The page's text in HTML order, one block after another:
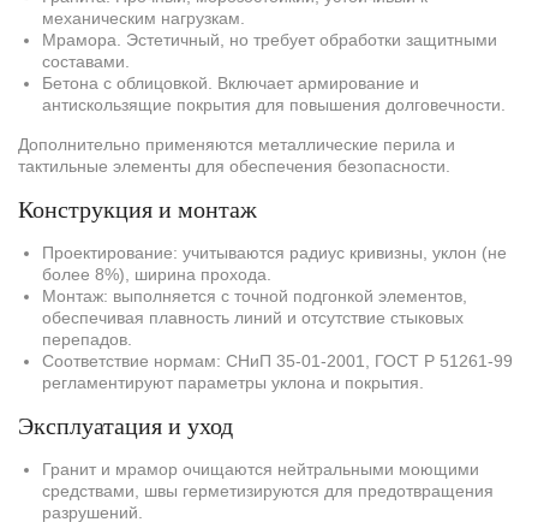
механическим нагрузкам.
Мрамора. Эстетичный, но требует обработки защитными
составами.
Бетона с облицовкой. Включает армирование и
антискользящие покрытия для повышения долговечности.
Дополнительно применяются металлические перила и
тактильные элементы для обеспечения безопасности.
Конструкция и монтаж
Проектирование: учитываются радиус кривизны, уклон (не
более 8%), ширина прохода.
Монтаж: выполняется с точной подгонкой элементов,
обеспечивая плавность линий и отсутствие стыковых
перепадов.
Соответствие нормам: СНиП 35-01-2001, ГОСТ Р 51261-99
регламентируют параметры уклона и покрытия.
Эксплуатация и уход
Гранит и мрамор очищаются нейтральными моющими
средствами, швы герметизируются для предотвращения
разрушений.